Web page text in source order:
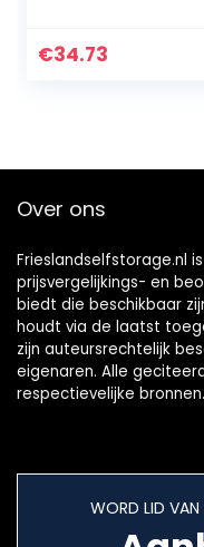
machines
€34.73
Over ons
Frieslandselfstorage.nl
prijsvergelijkings- en
biedt die beschikbaar
houdt via de laatst
zijn auteursrechtelijk
eigenaren. Alle
respectievelijke bronnen.
WORD LID VAN